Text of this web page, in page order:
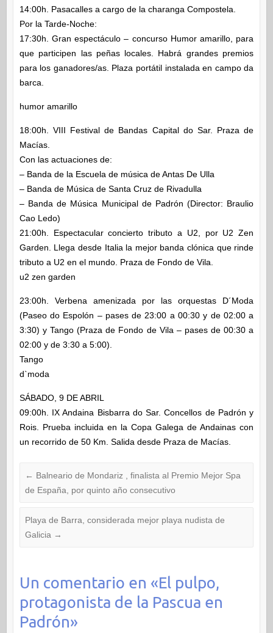
14:00h. Pasacalles a cargo de la charanga Compostela.
Por la Tarde-Noche:
17:30h. Gran espectáculo – concurso Humor amarillo, para
que participen las peñas locales. Habrá grandes premios
para los ganadores/as. Plaza portátil instalada en campo da
barca.
humor amarillo
18:00h. VIII Festival de Bandas Capital do Sar. Praza de
Macías.
Con las actuaciones de:
– Banda de la Escuela de música de Antas De Ulla
– Banda de Música de Santa Cruz de Rivadulla
– Banda de Música Municipal de Padrón (Director: Braulio
Cao Ledo)
21:00h. Espectacular concierto tributo a U2, por U2 Zen
Garden. Llega desde Italia la mejor banda clónica que rinde
tributo a U2 en el mundo. Praza de Fondo de Vila.
u2 zen garden
23:00h. Verbena amenizada por las orquestas D´Moda
(Paseo do Espolón – pases de 23:00 a 00:30 y de 02:00 a
3:30) y Tango (Praza de Fondo de Vila – pases de 00:30 a
02:00 y de 3:30 a 5:00).
Tango
d`moda
SÁBADO, 9 DE ABRIL
09:00h. IX Andaina Bisbarra do Sar. Concellos de Padrón y
Rois. Prueba incluida en la Copa Galega de Andainas con
un recorrido de 50 Km. Salida desde Praza de Macías.
← Balneario de Mondariz , finalista al Premio Mejor Spa
de España, por quinto año consecutivo
Playa de Barra, considerada mejor playa nudista de
Galicia →
Un comentario en «El pulpo,
protagonista de la Pascua en
Padrón»